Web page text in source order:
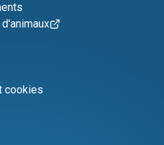
cookies